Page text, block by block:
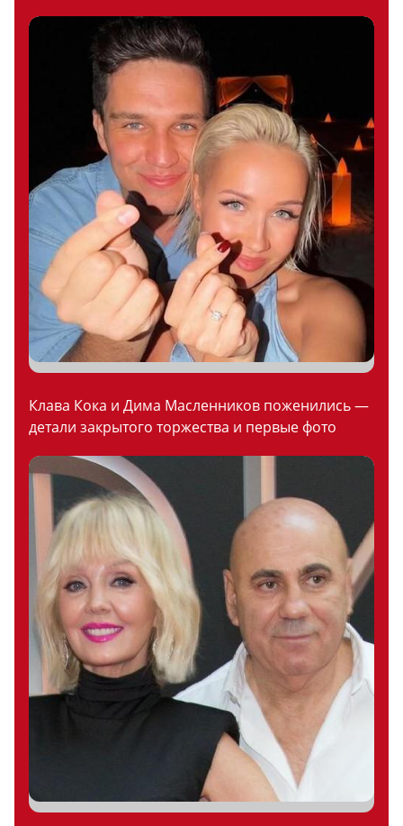
Клава Кока и Дима Масленников поженились —
детали закрытого торжества и первые фото